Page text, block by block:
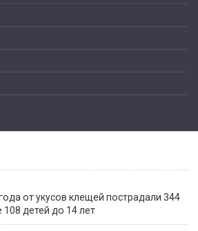
от укусов клещей пострадали 344
108 детей до 14 лет